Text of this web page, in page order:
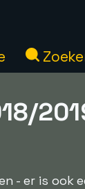
- er is ook